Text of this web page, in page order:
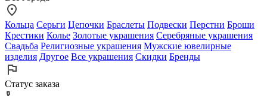
Кольца Серьги Цепочки Браслеты Подвески Перстни Броши
Крестики Колье Золотые украшения Серебряные украшения
Свадьба Религиозные украшения Мужские ювелирные
изделия Другое Все украшения Скидки Бренды
Статус заказа